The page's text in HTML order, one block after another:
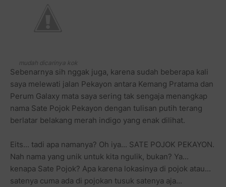
mudah dicarinya kok
Sebenarnya sih nggak juga, karena sudah beberapa kali
saya melewati jalan Pekayon antara Kemang Pratama dan
Perum Galaxy mata saya sering tak sengaja menangkap
nama Sate Pojok Pekayon dengan tulisan putih terang
berlatar belakang merah indigo yang enak dilihat.
Eits... tadi apa namanya? Oh iya... SATE POJOK PEKAYON.
Nah nama yang unik untuk kita ngulik, bukan? Ya...
kenapa Sate Pojok? Apa karena lokasinya di pojok atau...
satenya cuma ada di pojokan tusuk satenya aja...